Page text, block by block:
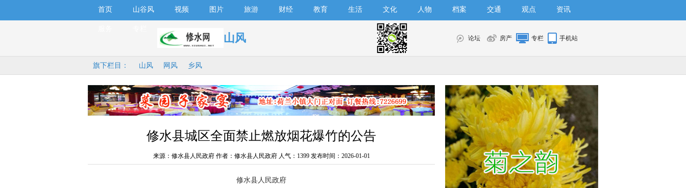
首页 山谷风 视频 图片 旅游 财经 教育 生活 文化 人物 档案 交通 观点 资讯
山风 论坛 房产 专栏 手机站
旗下栏目： 山风 网风 乡风
修水县城区全面禁止燃放烟花爆竹的公告
来源：修水县人民政府 作者：修水县人民政府 人气： 1399 发布时间：2026-01-01
修水县人民政府